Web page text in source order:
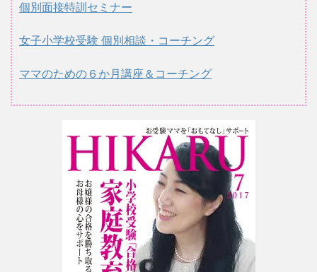
個別面接特訓セミナー
女子小学校受験 個別相談・コーチング
ママのための６か月講座＆コーチング